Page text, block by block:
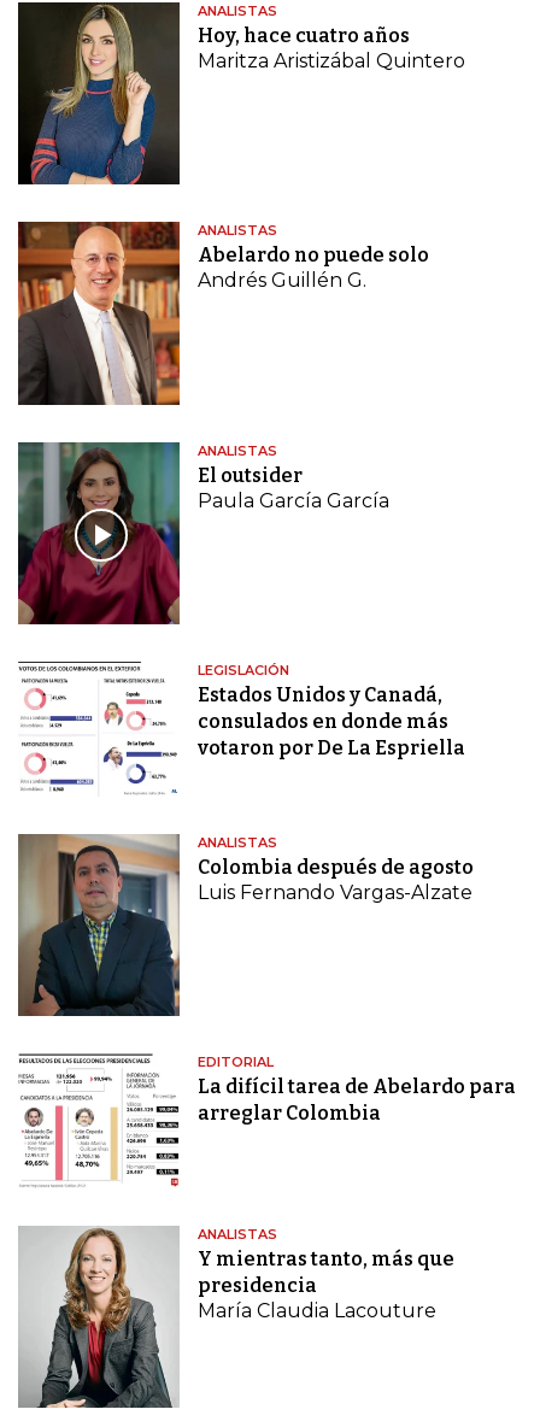
ANALISTAS
Hoy, hace cuatro años
Maritza Aristizábal Quintero
ANALISTAS
Abelardo no puede solo
Andrés Guillén G.
ANALISTAS
El outsider
Paula García García
LEGISLACIÓN
Estados Unidos y Canadá,
consulados en donde más
votaron por De La Espriella
ANALISTAS
Colombia después de agosto
Luis Fernando Vargas-Alzate
EDITORIAL
La difícil tarea de Abelardo para
arreglar Colombia
ANALISTAS
Y mientras tanto, más que
presidencia
María Claudia Lacouture